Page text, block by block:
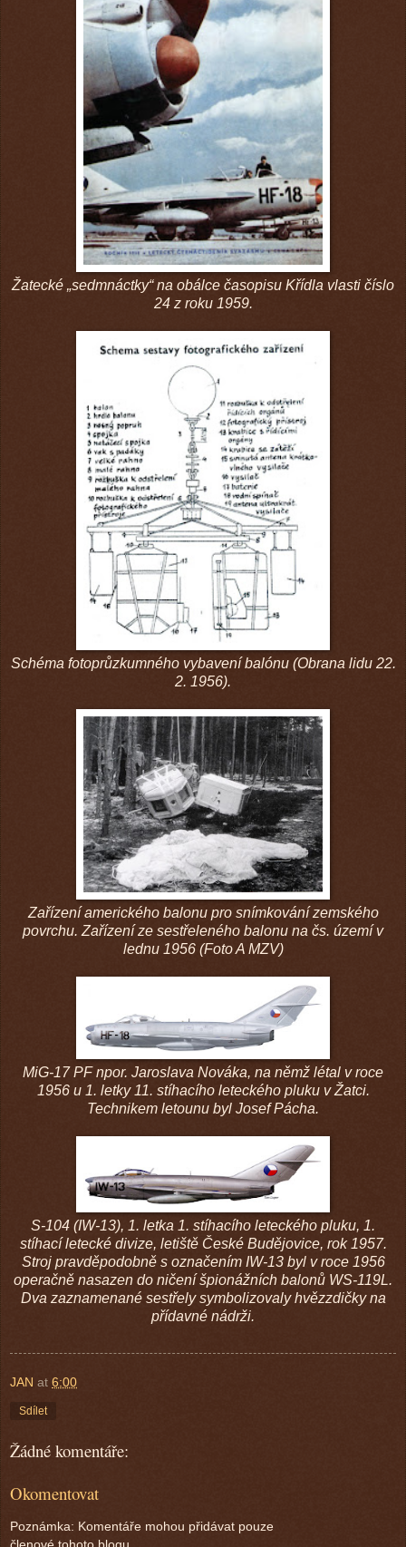
Žatecké „sedmnáctky“ na obálce časopisu Křídla vlasti číslo
24 z roku 1959.
Schéma fotoprůzkumného vybavení balónu (Obrana lidu 22.
2. 1956).
Zařízení amerického balonu pro snímkování zemského
povrchu. Zařízení ze sestřeleného balonu na čs. území v
lednu 1956 (Foto A MZV)
MiG-17 PF npor. Jaroslava Nováka, na němž létal v roce
1956 u 1. letky 11. stíhacího leteckého pluku v Žatci.
Technikem letounu byl Josef Pácha.
S-104 (IW-13), 1. letka 1. stíhacího leteckého pluku, 1.
stíhací letecké divize, letiště České Budějovice, rok 1957.
Stroj pravděpodobně s označením IW-13 byl v roce 1956
operačně nasazen do ničení špionážních balonů WS-119L.
Dva zaznamenané sestřely symbolizovaly hvězzdičky na
přídavné nádrži.
JAN at 6:00
Sdílet
Žádné komentáře:
Okomentovat
Poznámka: Komentáře mohou přidávat pouze